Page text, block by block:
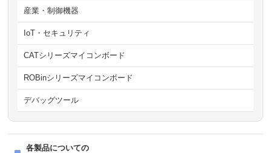
産業・制御機器
IoT・セキュリティ
CATシリーズマイコンボード
ROBinシリーズマイコンボード
デバッグツール
各製品についての